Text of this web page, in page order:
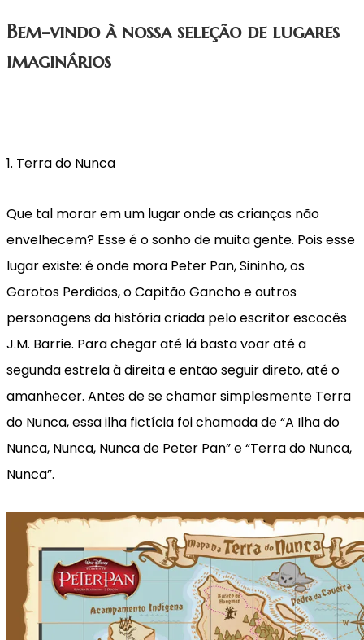
Bem-vindo à nossa seleção de lugares
imaginários
1. Terra do Nunca
Que tal morar em um lugar onde as crianças não
envelhecem? Esse é o sonho de muita gente. Pois esse
lugar existe: é onde mora Peter Pan, Sininho, os
Garotos Perdidos, o Capitão Gancho e outros
personagens da história criada pelo escritor escocês
J.M. Barrie. Para chegar até lá basta voar até a
segunda estrela à direita e então seguir direto, até o
amanhecer. Antes de se chamar simplesmente Terra
do Nunca, essa ilha fictícia foi chamada de “A Ilha do
Nunca, Nunca, Nunca de Peter Pan” e “Terra do Nunca,
Nunca”.